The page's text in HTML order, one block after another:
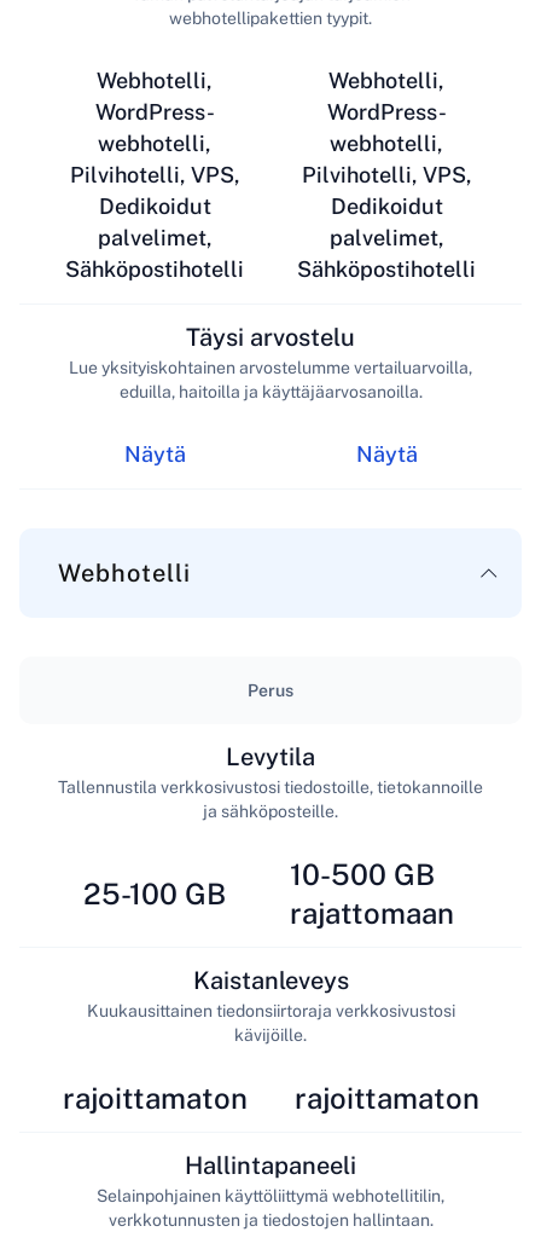
Webhotelli,
WordPress-
webhotelli,
Pilvihotelli, VPS,
Dedikoidut
palvelimet,
Sähköpostihotelli
webhotellipakettien tyypit.
Webhotelli,
WordPress-
webhotelli,
Pilvihotelli, VPS,
Dedikoidut
palvelimet,
Sähköpostihotelli
Näytä
Täysi arvostelu
Lue yksityiskohtainen arvostelumme vertailuarvoilla,
eduilla, haitoilla ja käyttäjäarvosanoilla.
Näytä
Webhotelli
Perus
25-100 GB
Levytila
Tallennustila verkkosivustosi tiedostoille, tietokannoille
ja sähköposteille.
10-500 GB
rajattomaan
rajoittamaton
Kaistanleveys
Kuukausittainen tiedonsiirtoraja verkkosivustosi
kävijöille.
rajoittamaton
Hallintapaneeli
Selainpohjainen käyttöliittymä webhotellitilin,
verkkotunnusten ja tiedostojen hallintaan.